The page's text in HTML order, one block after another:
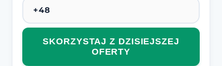
SKORZYSTAJ Z DZISIEJSZEJ
OFERTY